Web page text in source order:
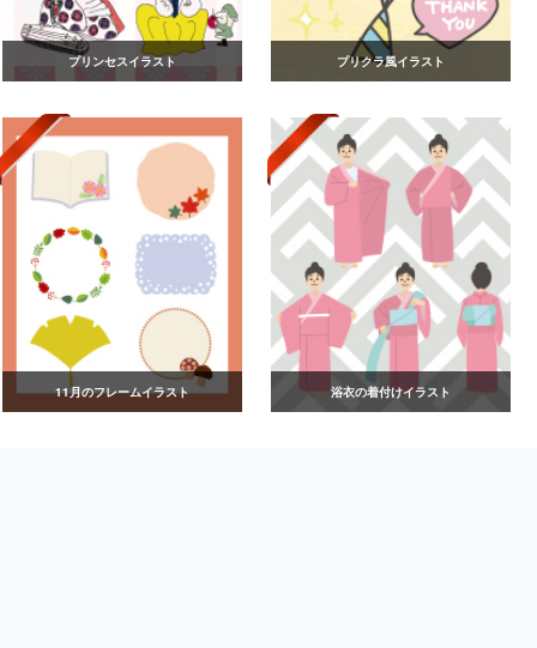
プリンセスイラスト プリクラ風イラスト
11月のフレームイラスト 浴衣の着付けイラスト